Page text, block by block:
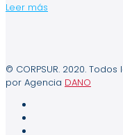
Leer más
© CORPSUR. 2020.
por Agencia DANO